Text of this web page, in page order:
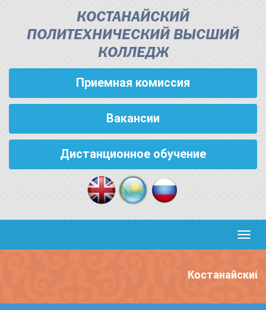
КОСТАНАЙСКИЙ
ПОЛИТЕХНИЧЕСКИЙ ВЫСШИЙ
КОЛЛЕДЖ
Приемная комиссия
Вакансии
Дистанционное обучение
Костанайский